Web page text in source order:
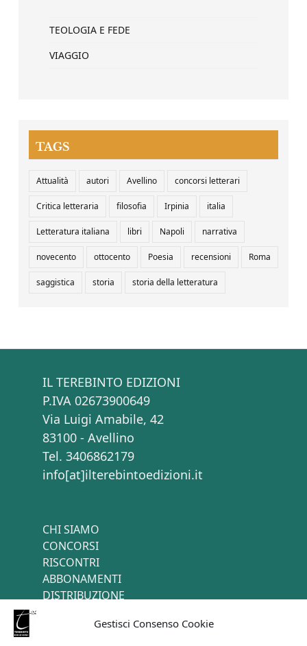
Gestisci Consenso Cookie
TEOLOGIA E FEDE
VIAGGIO
TAGS
Attualità autori Avellino concorsi letterari
Critica letteraria filosofia Irpinia italia
Letteratura italiana libri Napoli narrativa
novecento ottocento Poesia recensioni Roma
saggistica storia storia della letteratura
IL TEREBINTO EDIZIONI
P.IVA 02673900649
Via Luigi Amabile, 42
83100 - Avellino
Tel. 3406862179
info[at]ilterebintoedizioni.it
CHI SIAMO
CONCORSI
RISCONTRI
ABBONAMENTI
DISTRIBUZIONE